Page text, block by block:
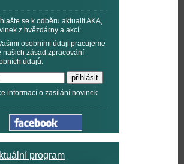
se k odběru aktualit AKA,
z hvězdárny a akcí:
osobními údaji pracujeme
našich zásad zpracování
údajů.
informací o zasílání novinek
program